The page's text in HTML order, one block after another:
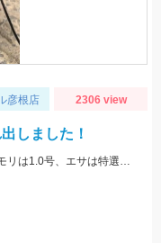
彦根店 2306 view
しました！
芹川での釣果、ハリのサイズは2.0～2.5号、オモリは1.0号、エサは特選小鮎まきえと鮎乱舞を混ぜて使用。